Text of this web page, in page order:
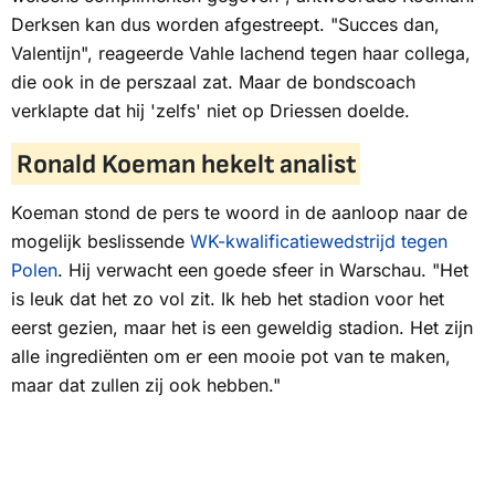
Derksen kan dus worden afgestreept. "Succes dan,
Valentijn", reageerde Vahle lachend tegen haar collega,
die ook in de perszaal zat. Maar de bondscoach
verklapte dat hij 'zelfs' niet op Driessen doelde.
Ronald Koeman hekelt analist
Koeman stond de pers te woord in de aanloop naar de
mogelijk beslissende WK-kwalificatiewedstrijd tegen
Polen. Hij verwacht een goede sfeer in Warschau. "Het
is leuk dat het zo vol zit. Ik heb het stadion voor het
eerst gezien, maar het is een geweldig stadion. Het zijn
alle ingrediënten om er een mooie pot van te maken,
maar dat zullen zij ook hebben."